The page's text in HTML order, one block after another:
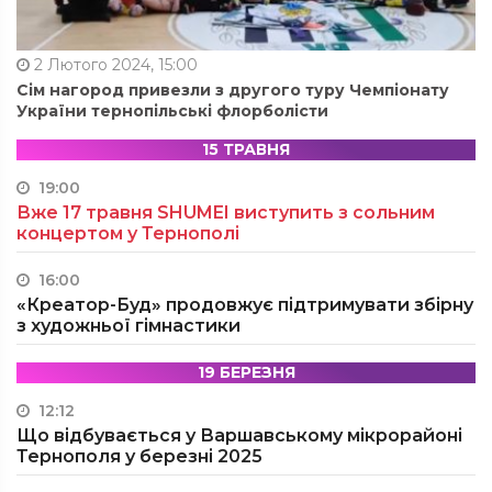
2 Лютого 2024, 15:00
Сім нагород привезли з другого туру Чемпіонату
України тернопільські флорболісти
15 ТРАВНЯ
19:00
Вже 17 травня SHUMEI виступить з сольним
концертом у Тернополі
16:00
«Креатор-Буд» продовжує підтримувати збірну
з художньої гімнастики
19 БЕРЕЗНЯ
12:12
Що відбувається у Варшавському мікрорайоні
Тернополя у березні 2025